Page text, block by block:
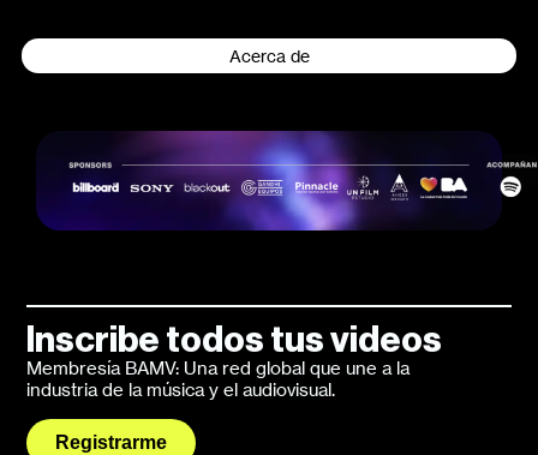
Acerca de
Inscribe todos tus videos
Membresía BAMV: Una red global que une a la
industria de la música y el audiovisual.
Registrarme